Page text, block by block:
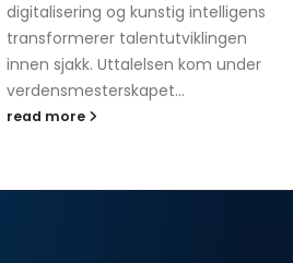
digitalisering og kunstig intelligens
transformerer talentutviklingen
innen sjakk. Uttalelsen kom under
verdensmesterskapet...
read more